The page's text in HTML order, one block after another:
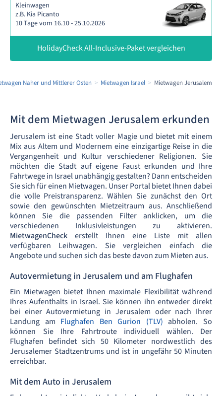
Kleinwagen
z.B. Kia Picanto
10 Tage vom 16.10 - 25.10.2026
HolidayCheck All-Inclusive-Paket vergleichen
Naher und Mittlerer Osten Mietwagen Israel Mietwagen Jerusalem
Mit dem Mietwagen Jerusalem erkunden
Jerusalem ist eine Stadt voller Magie und bietet mit einem
Mix aus Altem und Modernem eine einzigartige Reise in die
Vergangenheit und Kultur verschiedener Religionen. Sie
möchten die Stadt auf eigene Faust erkunden und Ihre
Fahrtwege in Israel unabhängig gestalten? Dann entscheiden
Sie sich für einen Mietwagen. Unser Portal bietet Ihnen dabei
die volle Preistransparenz. Wählen Sie zunächst den Ort
sowie den gewünschten Mietzeitraum aus. Anschließend
können Sie die passenden Filter anklicken, um die
verschiedenen Inklusivleistungen
zu aktivieren.
MietwagenCheck erstellt Ihnen eine Liste mit allen
verfügbaren Leihwagen. Sie vergleichen einfach die
Angebote und suchen sich das beste davon zum Mieten aus.
Autovermietung in Jerusalem und am Flughafen
Ein Mietwagen bietet Ihnen maximale Flexibilität während
Ihres Aufenthalts in Israel. Sie können ihn entweder direkt
bei einer Autovermietung in Jerusalem oder nach Ihrer
Landung am Flughafen Ben Gurion (TLV) abholen. So
können Sie Ihre Fahrtroute individuell wählen. Der
Flughafen befindet sich 50 Kilometer nordwestlich des
Jerusalemer Stadtzentrums und ist in ungefähr 50 Minuten
erreichbar.
Mit dem Auto in Jerusalem